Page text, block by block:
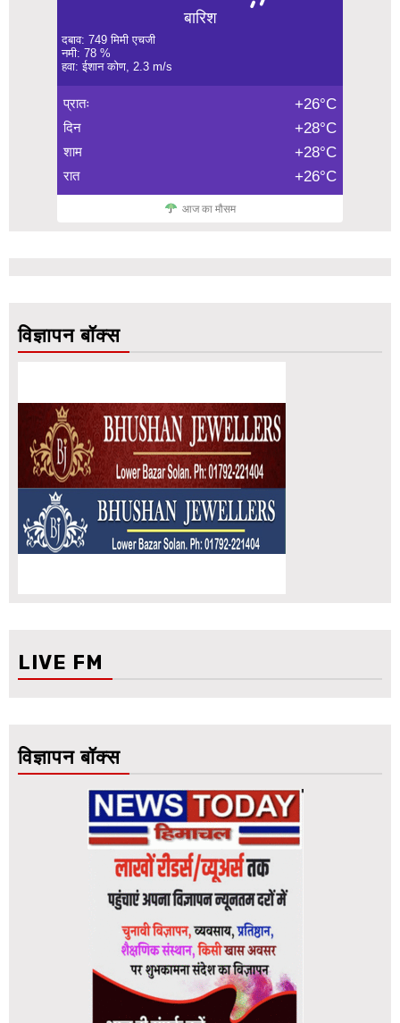
बारिश
दबाव: 749 मिमी एचजी
नमी: 78 %
हवा: ईशान कोण, 2.3 m/s
प्रातः +26°C
दिन +28°C
शाम +28°C
रात +26°C
आज का मौसम
विज्ञापन बॉक्स
LIVE FM
विज्ञापन बॉक्स